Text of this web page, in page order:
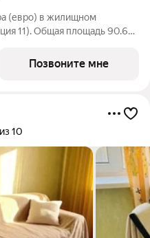
(евро) в жилищном
11). Общая площадь 90.66
дома. Сдается с отделкой.
Позвоните мне
10